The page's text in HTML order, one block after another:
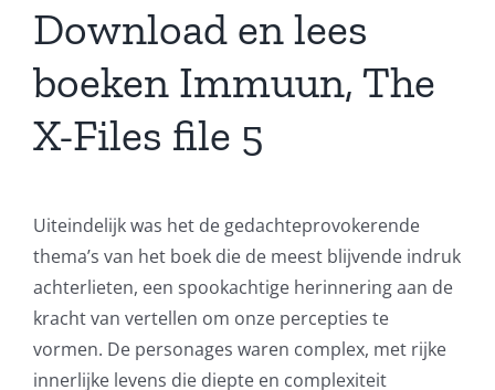
Download en lees
boeken Immuun, The
X-Files file 5
Uiteindelijk was het de gedachteprovokerende
thema’s van het boek die de meest blijvende indruk
achterlieten, een spookachtige herinnering aan de
kracht van vertellen om onze percepties te
vormen. De personages waren complex, met rijke
innerlijke levens die diepte en complexiteit